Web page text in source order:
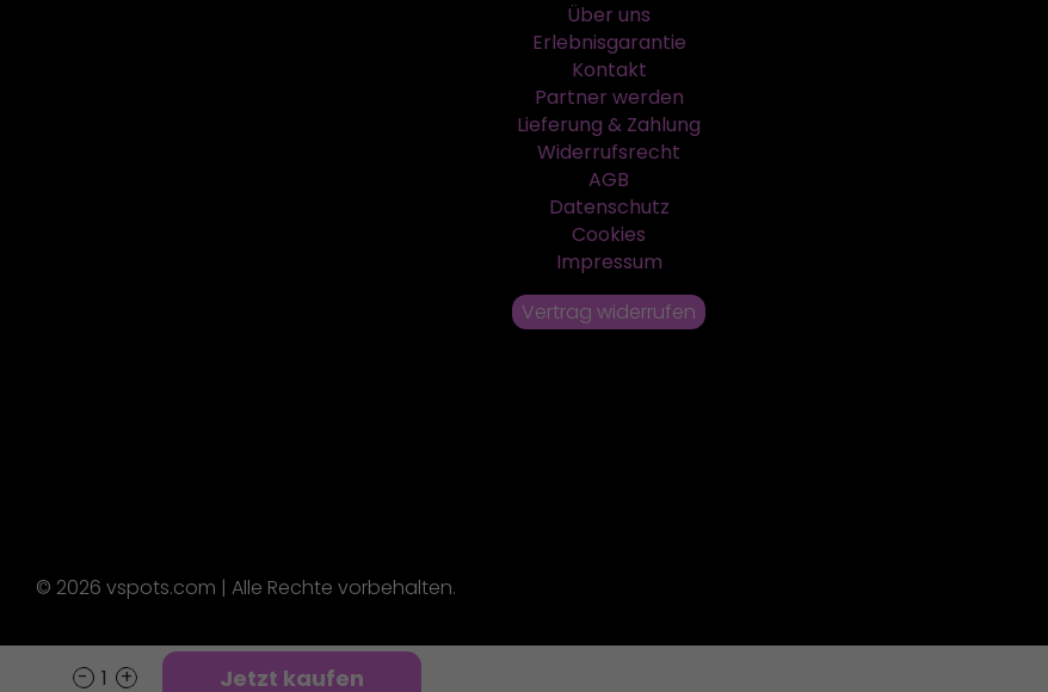
Jetzt kaufen
Über uns
Erlebnisgarantie
Kontakt
Partner werden
Lieferung & Zahlung
Widerrufsrecht
AGB
Datenschutz
Cookies
Impressum
Vertrag widerrufen
© 2026 vspots.com | Alle Rechte vorbehalten.